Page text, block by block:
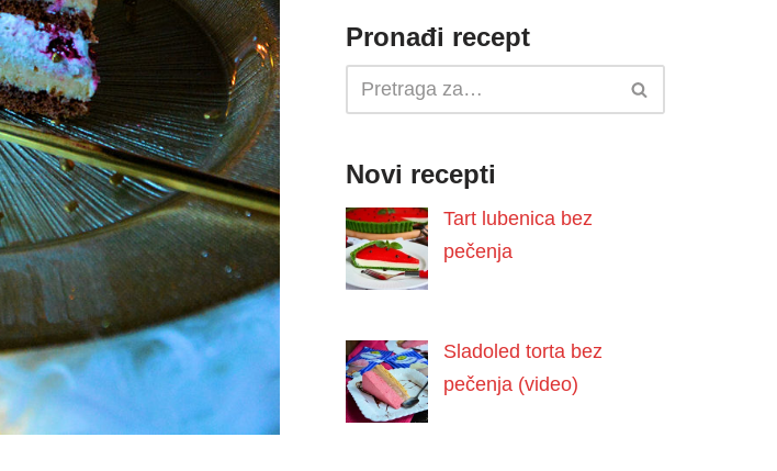
Pronađi recept
Novi recepti
Tart lubenica bez
pečenja
Sladoled torta bez
pečenja (video)